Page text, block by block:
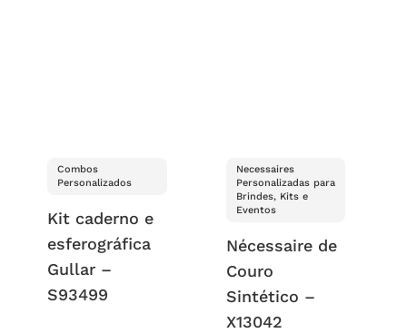
Combos
Personalizados
Kit caderno e
esferográfica
Gullar –
S93499
Necessaires
Personalizadas para
Brindes, Kits e
Eventos
Nécessaire de
Couro
Sintético –
X13042